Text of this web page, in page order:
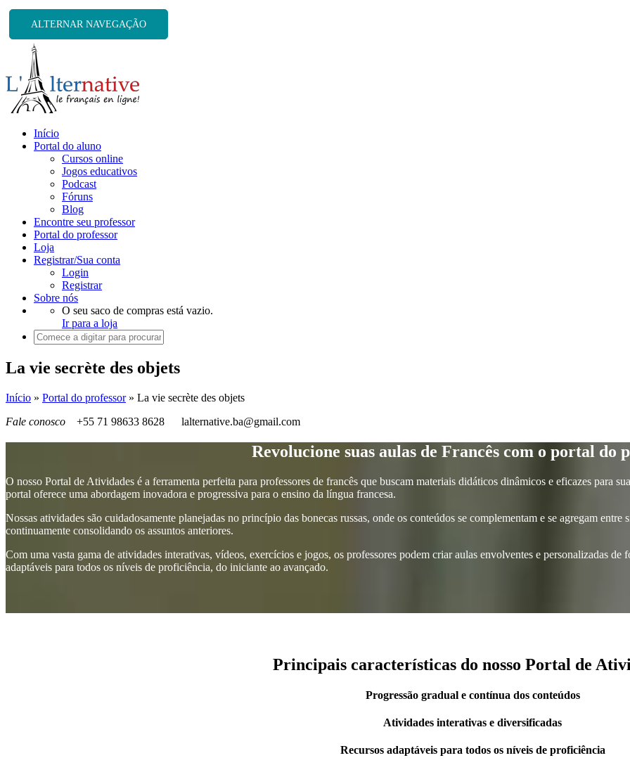
ALTERNAR NAVEGAÇÃO
Início
Portal do aluno
Cursos online
Jogos educativos
Podcast
Fóruns
Blog
Encontre seu professor
Portal do professor
Loja
Registrar/Sua conta
Login
Registrar
Sobre nós
O seu saco de compras está vazio.
Ir para a loja
La vie secrète des objets
Início » Portal do professor» La vie secrète des objets
Fale conosco
+55 71 98633 8628 lalternative.ba@gmail.com
Revolucione suas aulas de Francês com o portal do
O nosso Portal de Atividades é a ferramenta perfeita para professores de francês que buscam materiais didáticos dinâmicos e eficazes para
portal oferece uma abordagem inovadora e progressiva para o ensino da língua francesa.
Nossas atividades são cuidadosamente planejadas no princípio das bonecas russas, onde os conteúdos se complementam e se agregam
continuamente consolidando os assuntos anteriores.
Com uma vasta gama de atividades interativas, vídeos, exercícios e jogos, os professores podem criar aulas envolventes e personalizadas
adaptáveis para todos os níveis de proficiência, do iniciante ao avançado.
Principais características do nosso Portal de
Progressão gradual e contínua dos conteúdos
Atividades interativas e diversificadas
Recursos adaptáveis para todos os níveis de proficiência